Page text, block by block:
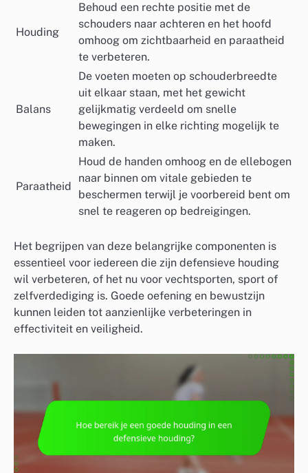
Houding
Behoud een rechte positie met de
schouders naar achteren en het hoofd
omhoog om zichtbaarheid en paraatheid
te verbeteren.
Balans
De voeten moeten op schouderbreedte
uit elkaar staan, met het gewicht
gelijkmatig verdeeld om snelle
bewegingen in elke richting mogelijk te
maken.
Paraatheid
Houd de handen omhoog en de ellebogen
naar binnen om vitale gebieden te
beschermen terwijl je voorbereid bent om
snel te reageren op bedreigingen.
Het begrijpen van deze belangrijke componenten is
essentieel voor iedereen die zijn defensieve houding
wil verbeteren, of het nu voor vechtsporten, sport of
zelfverdediging is. Goede oefening en bewustzijn
kunnen leiden tot aanzienlijke verbeteringen in
effectiviteit en veiligheid.